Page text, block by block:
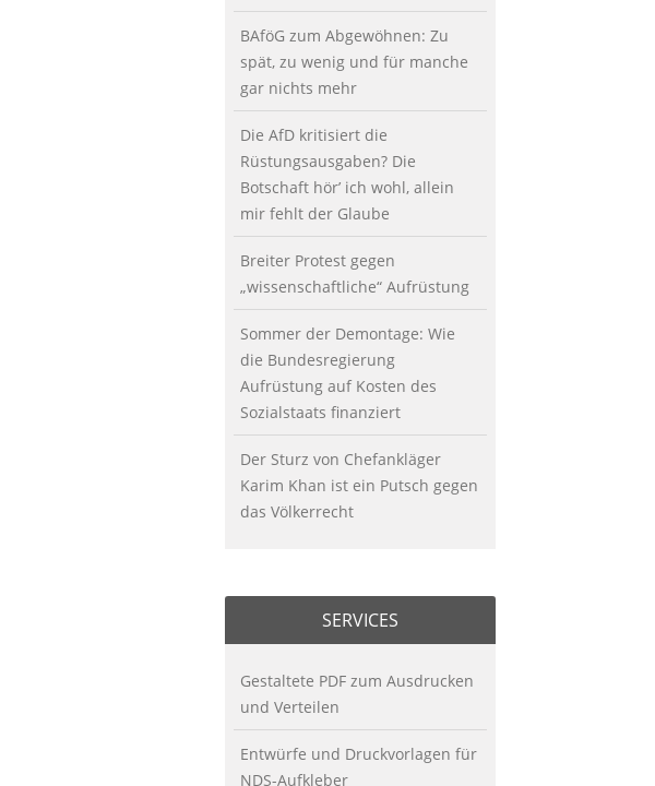
BAföG zum Abgewöhnen: Zu
spät, zu wenig und für manche
gar nichts mehr
Die AfD kritisiert die
Rüstungsausgaben? Die
Botschaft hör’ ich wohl, allein
mir fehlt der Glaube
Breiter Protest gegen
„wissenschaftliche“ Aufrüstung
Sommer der Demontage: Wie
die Bundesregierung
Aufrüstung auf Kosten des
Sozialstaats finanziert
Der Sturz von Chefankläger
Karim Khan ist ein Putsch gegen
das Völkerrecht
SERVICES
Gestaltete PDF zum Ausdrucken
und Verteilen
Entwürfe und Druckvorlagen für
NDS-Aufkleber